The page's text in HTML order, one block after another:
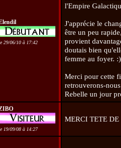
29/06/10 à 17:42
l'Empire
J'apprécie le
être un peu
provient
doutais bien
femme au foyer. :)
Merci pour cette
retrouverons-
Rebelle un jour
19/09/08 à 14:27
MERCI TETE